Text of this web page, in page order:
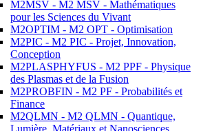
M2MSV - M2 MSV - Mathématiques
pour les Sciences du Vivant
M2OPTIM - M2 OPT - Optimisation
M2PIC - M2 PIC - Projet, Innovation,
Conception
M2PLASPHYFUS - M2 PPF - Physique
des Plasmas et de la Fusion
M2PROBFIN - M2 PF - Probabilités et
Finance
M2QLMN - M2 QLMN - Quantique,
Lumière, Matériaux et Nanosciences